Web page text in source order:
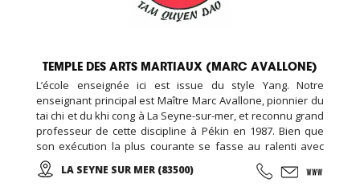
TEMPLE DES ARTS MARTIAUX (MARC AVALLONE)
L’école enseignée ici est issue du style Yang. Notre
enseignant principal est Maître Marc Avallone, pionnier du
tai chi et du khi cong à La Seyne-sur-mer, et reconnu grand
professeur de cette discipline à Pékin en 1987. Bien que
son exécution la plus courante se fasse au ralenti avec
des mouvements doux et unis entre eux, le thai cuc quyen
(taichi) peut s’exécuter de bien des manières différentes,
LA SEYNE SUR MER (83500)